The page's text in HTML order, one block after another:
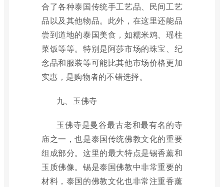
合了各种泰国传统手工艺品、民间工艺
品以及其他物品。此外，在这里还能品
尝到道地的泰国美食，如糯米鸡、瑶柱
菜饭等等。特别是阿莎市场的珠宝、纪
念品和服装等可能比其他市场价格更加
实惠，是购物者的不错选择。
九、玉佛寺
玉佛寺是曼谷最古老和最有名的寺
庙之一，也是泰国传统佛教文化的重要
组成部分。这里的最大特点是锡香薰和
玉质佛像。锡是泰国佛教中非常重要的
材料，泰国的佛教文化也非常注重香薰